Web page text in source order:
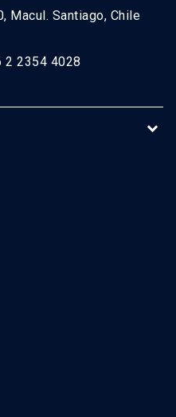
Macul. Santiago, Chile
2 2354 4028